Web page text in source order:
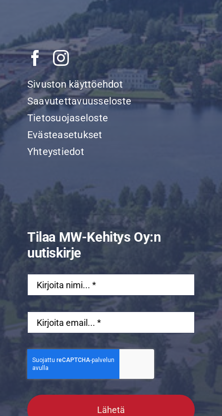
Sivuston käyttöehdot
Saavutettavuusseloste
Tietosuojaseloste
Evästeasetukset
Yhteystiedot
Tilaa MW-Kehitys Oy:n
uutiskirje
Lähetä